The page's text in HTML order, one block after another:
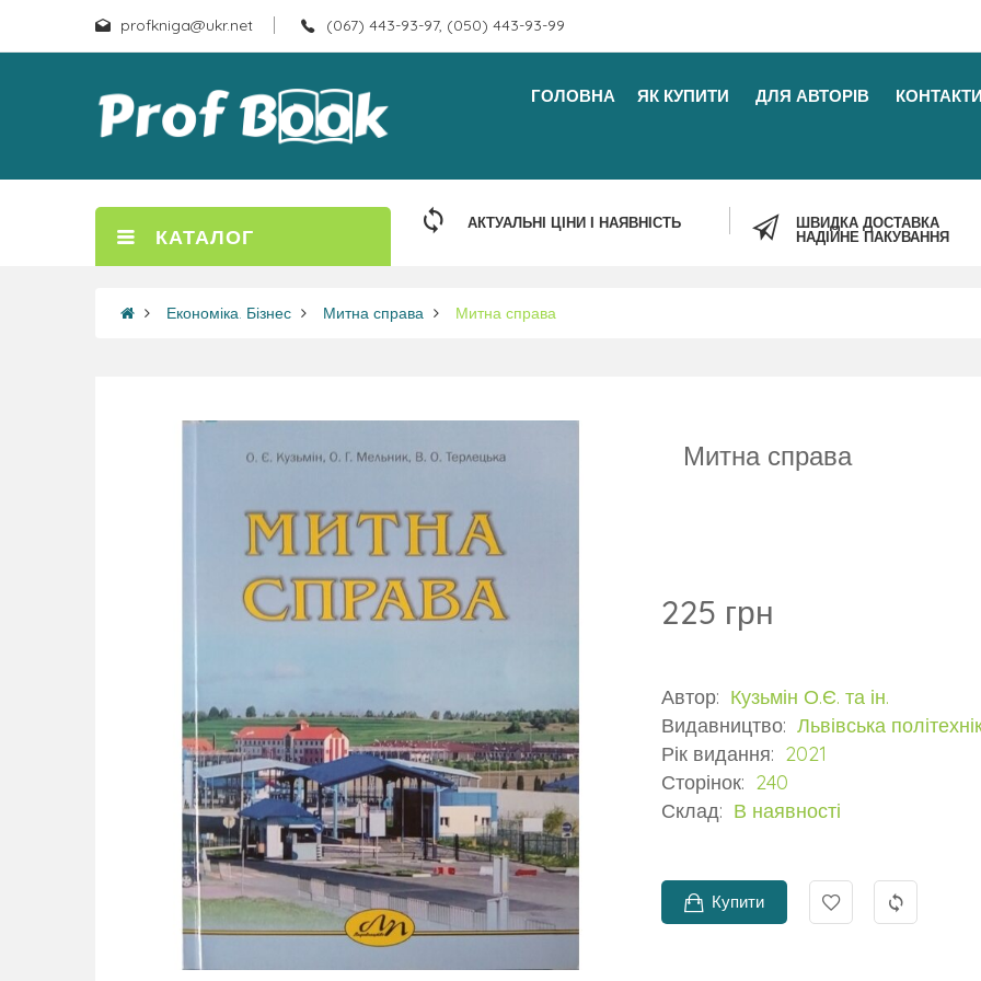
profkniga@ukr.net (067) 443-93-97, (050) 443-93-99
ГОЛОВНА ЯК КУПИТИ ДЛЯ АВТОРІВ
КАТАЛОГ
АКТУАЛЬНІ ЦІНИ І НАЯВНІСТЬ
ШВИДКА ДОСТАВКА
НАДІЙНЕ ПАКУВАННЯ
Економіка. Бізнес Митна справа Митна справа
Митна справа
225 грн
Автор: Кузьмін О.Є. та ін.
Видавництво: Львівська
Рік видання: 2021
Сторінок: 240
Склад: В наявності
Купити